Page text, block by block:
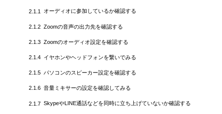
2.1.1 オーディオに参加しているか確認する
2.1.2 Zoomの音声の出力先を確認する
2.1.3 Zoomのオーディオ設定を確認する
2.1.4 イヤホンやヘッドフォンを繋いでみる
2.1.5 パソコンのスピーカー設定を確認する
2.1.6 音量ミキサーの設定を確認してみる
2.1.7 SkypeやLINE通話などを同時に立ち上げていないか確認する
も